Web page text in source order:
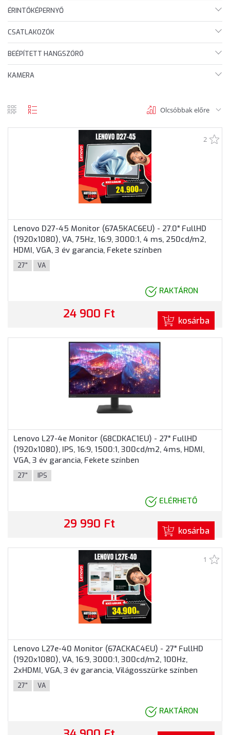
ÉRINTŐKÉPERNYŐ
CSATLAKOZÓK
BEÉPÍTETT HANGSZÓRÓ
KAMERA
Olcsóbbak előre
2
Lenovo D27-45 Monitor (67A5KAC6EU) - 27.0" FullHD
(1920x1080), VA, 75Hz, 16:9, 3000:1, 4 ms, 250cd/m2,
HDMI, VGA, 3 év garancia, Fekete színben
27" VA
RAKTÁRON
24 900 Ft kosárba
Lenovo L27-4e Monitor (68CDKAC1EU) - 27" FullHD
(1920x1080), IPS, 16:9, 1500:1, 300cd/m2, 4ms, HDMI,
VGA, 3 év garancia, Fekete színben
27" IPS
ELÉRHETŐ
29 990 Ft kosárba
1
Lenovo L27e-40 Monitor (67ACKAC4EU) - 27" FullHD
(1920x1080), VA, 16:9, 3000:1, 300cd/m2, 100Hz,
2xHDMI, VGA, 3 év garancia, Világosszürke színben
27" VA
RAKTÁRON